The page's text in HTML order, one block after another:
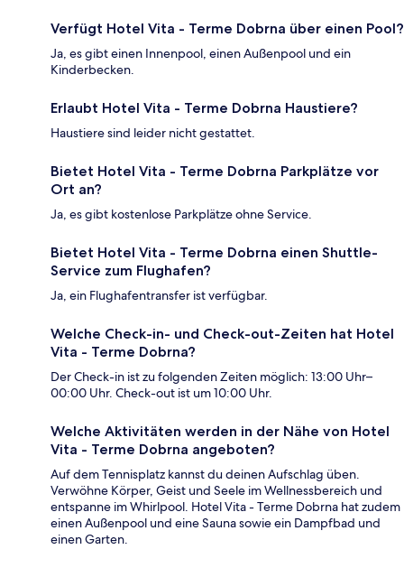
Verfügt Hotel Vita - Terme Dobrna über einen Pool?
Ja, es gibt einen Innenpool, einen Außenpool und ein
Kinderbecken.
Erlaubt Hotel Vita - Terme Dobrna Haustiere?
Haustiere sind leider nicht gestattet.
Bietet Hotel Vita - Terme Dobrna Parkplätze vor
Ort an?
Ja, es gibt kostenlose Parkplätze ohne Service.
Bietet Hotel Vita - Terme Dobrna einen Shuttle-
Service zum Flughafen?
Ja, ein Flughafentransfer ist verfügbar.
Welche Check-in- und Check-out-Zeiten hat Hotel
Vita - Terme Dobrna?
Der Check-in ist zu folgenden Zeiten möglich: 13:00 Uhr–
00:00 Uhr. Check-out ist um 10:00 Uhr.
Welche Aktivitäten werden in der Nähe von Hotel
Vita - Terme Dobrna angeboten?
Auf dem Tennisplatz kannst du deinen Aufschlag üben.
Verwöhne Körper, Geist und Seele im Wellnessbereich und
entspanne im Whirlpool. Hotel Vita - Terme Dobrna hat zudem
einen Außenpool und eine Sauna sowie ein Dampfbad und
einen Garten.